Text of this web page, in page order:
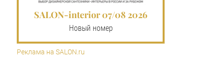
SALON-interior 07/08 2026
Новый номер
Реклама на SALON.ru